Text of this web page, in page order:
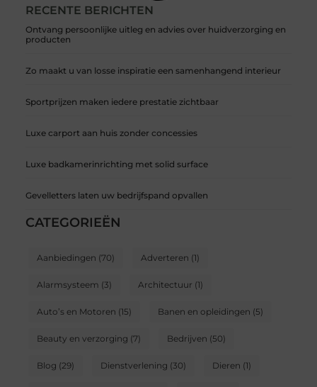
RECENTE BERICHTEN
Ontvang persoonlijke uitleg en advies over huidverzorging en
producten
Zo maakt u van losse inspiratie een samenhangend interieur
Sportprijzen maken iedere prestatie zichtbaar
Luxe carport aan huis zonder concessies
Luxe badkamerinrichting met solid surface
Gevelletters laten uw bedrijfspand opvallen
CATEGORIEËN
Aanbiedingen (70) Adverteren (1)
Alarmsysteem (3) Architectuur (1)
Auto’s en Motoren (15) Banen en opleidingen (5)
Beauty en verzorging (7) Bedrijven (50)
Blog (29) Dienstverlening (30) Dieren (1)